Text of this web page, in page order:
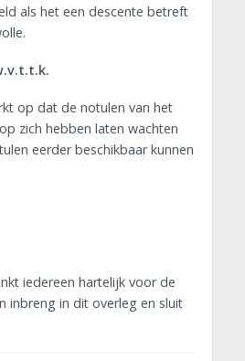
als het een descente betreft
op dat de notulen van het
zich hebben laten wachten
eerder beschikbaar kunnen
iedereen hartelijk voor de
inbreng in dit overleg en sluit